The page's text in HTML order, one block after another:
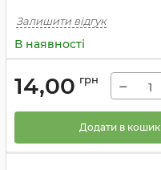
Залишити відгук
В наявності
14,00 грн −
Додати в кошик